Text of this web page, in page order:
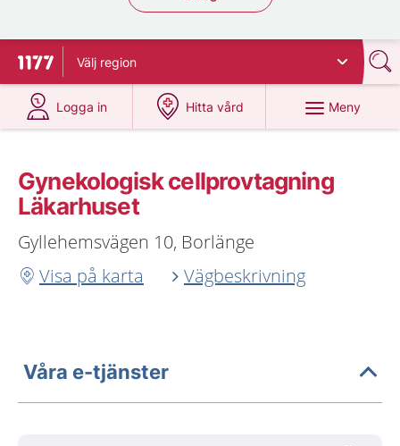
Till startsidan för 1177
Välj region
Logga in
på 1177.se
Hitta vård
på 1177.se
Meny
Gynekologisk cellprovtagning
Läkarhuset
Gyllehemsvägen 10, Borlänge
Visa på karta
Vägbeskrivning
Våra e-tjänster